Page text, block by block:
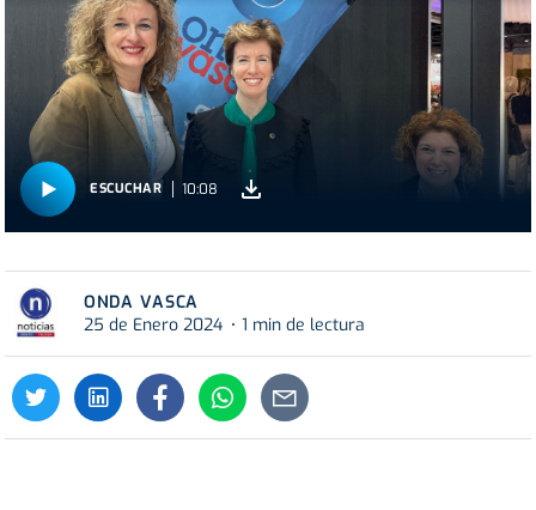
ESCUCHAR 10:08
ONDA VASCA
25 de Enero 2024
1 min de lectura